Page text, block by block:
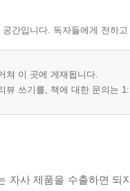
간입니다. 독자들에게 전하
쳐 이 곳에 게재됩니다.
뷰 쓰기를, 책에 대한 문의는
자사 제품을 수출하면